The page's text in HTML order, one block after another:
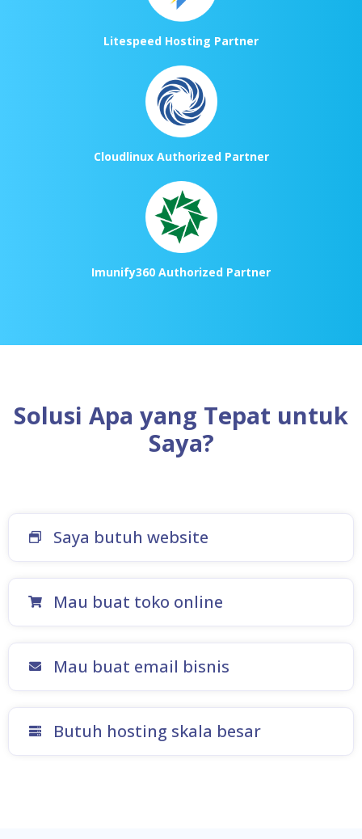
Litespeed Hosting Partner
Cloudlinux Authorized Partner
Imunify360 Authorized Partner
Solusi Apa yang Tepat untuk
Saya?
Saya butuh website
Membuat Website
Mau buat toko online
Mau buat email bisnis
Butuh hosting skala besar